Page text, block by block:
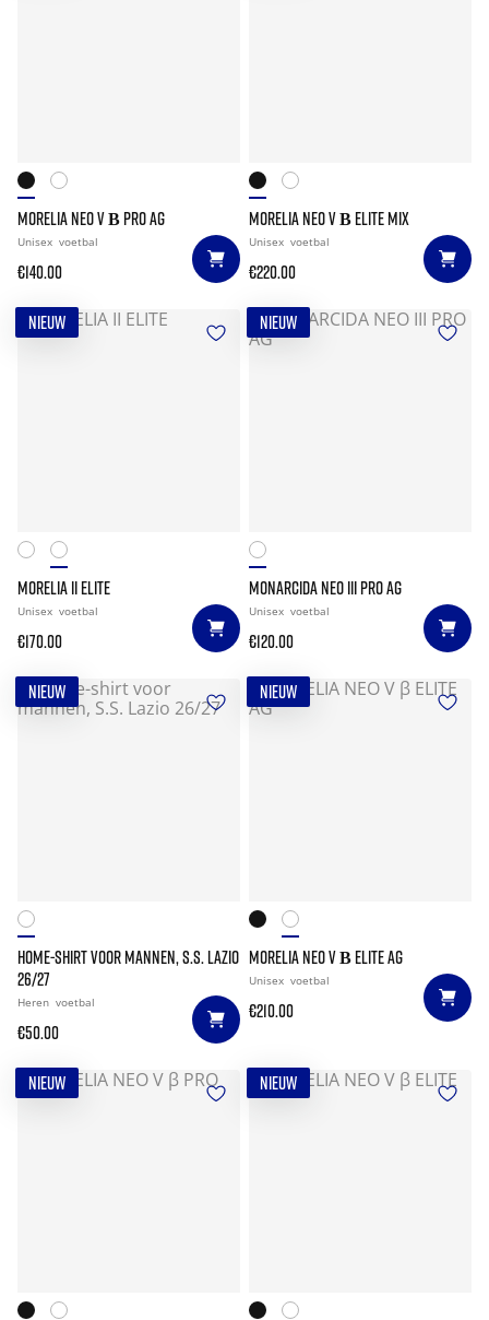
MORELIA NEO V Β PRO AG
Unisex voetbal
€140.00
MORELIA NEO V Β ELITE MIX
Unisex voetbal
€220.00
NIEUW
MORELIA II ELITE
Unisex voetbal
€170.00
NIEUW
MONARCIDA NEO III PRO AG
Unisex voetbal
€120.00
NIEUW
HOME-SHIRT VOOR MANNEN, S.S. LAZIO
26/27
Heren voetbal
€50.00
NIEUW
MORELIA NEO V Β ELITE AG
Unisex voetbal
€210.00
NIEUW NIEUW